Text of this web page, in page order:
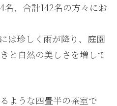
名、合計142名の方々にお
は珍しく雨が降り、庭園
と自然の美しさを増して
ような四畳半の茶室で